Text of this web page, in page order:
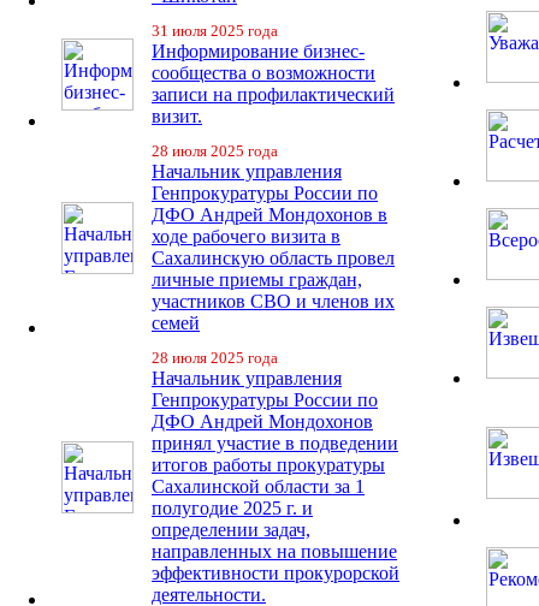
31 июля 2025 года
Информирование бизнес-
сообщества о возможности
записи на профилактический
визит.
28 июля 2025 года
Начальник управления
Генпрокуратуры России по
ДФО Андрей Мондохонов в
ходе рабочего визита в
Сахалинскую область провел
личные приемы граждан,
участников СВО и членов их
семей
28 июля 2025 года
Начальник управления
Генпрокуратуры России по
ДФО Андрей Мондохонов
принял участие в подведении
итогов работы прокуратуры
Сахалинской области за 1
полугодие 2025 г. и
определении задач,
направленных на повышение
эффективности прокурорской
деятельности.